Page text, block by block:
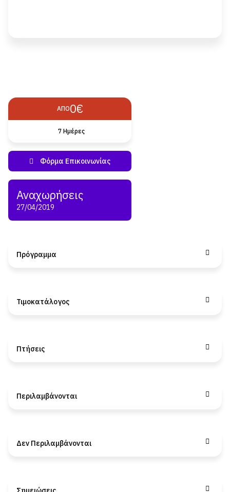
ΑΠΌ0€
7 Ημέρες
27/04/2019
Πρόγραμμα
Τιμοκατάλογος
Πτήσεις
Περιλαμβάνονται
Δεν Περιλαμβάνονται